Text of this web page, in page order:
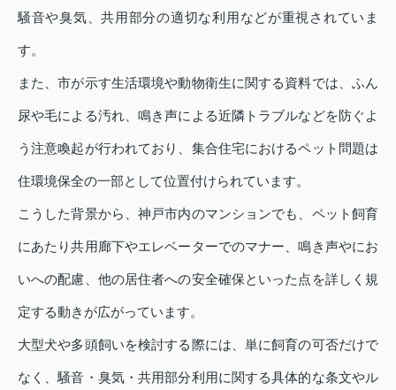
騒音や臭気、共用部分の適切な利用などが重視されていま
す。
また、市が示す生活環境や動物衛生に関する資料では、ふん
尿や毛による汚れ、鳴き声による近隣トラブルなどを防ぐよ
う注意喚起が行われており、集合住宅におけるペット問題は
住環境保全の一部として位置付けられています。
こうした背景から、神戸市内のマンションでも、ペット飼育
にあたり共用廊下やエレベーターでのマナー、鳴き声やにお
いへの配慮、他の居住者への安全確保といった点を詳しく規
定する動きが広がっています。
大型犬や多頭飼いを検討する際には、単に飼育の可否だけで
なく、騒音・臭気・共用部分利用に関する具体的な条文やル